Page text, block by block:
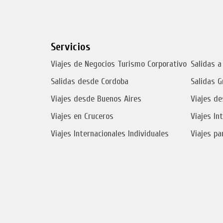
Servicios
Viajes de Negocios Turismo Corporativo
Salidas desde Cordoba
Viajes desde Buenos Aires
Viajes en Cruceros
Viajes Internacionales Individuales
Salidas
Salidas
Viajes
Viajes
Viajes